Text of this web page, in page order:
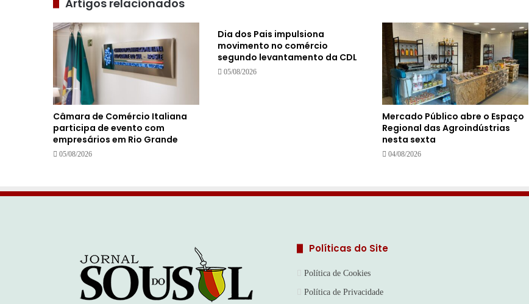
Artigos relacionados
Câmara de Comércio Italiana
participa de evento com
empresários em Rio Grande
05/08/2026
Dia dos Pais impulsiona
movimento no comércio
segundo levantamento da CDL
05/08/2026
Mercado Público abre o Espaço
Regional das Agroindústrias
nesta sexta
04/08/2026
Políticas do Site
Política de Cookies
Política de Privacidade